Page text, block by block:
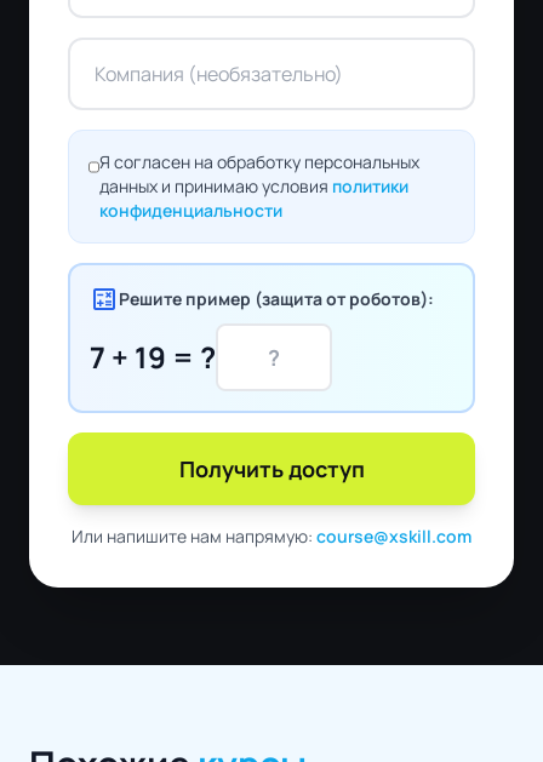
Я согласен на обработку персональных
данных и принимаю условия политики
конфиденциальности
calculate Решите пример (защита от роботов):
7 + 19 = ?
Получить доступ
Или напишите нам напрямую: course@xskill.com